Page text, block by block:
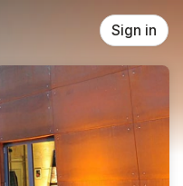
Sign in